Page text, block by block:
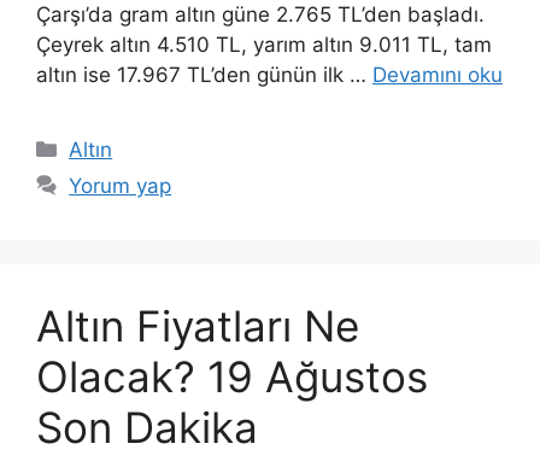
Çarşı’da gram altın güne 2.765 TL’den başladı.
Çeyrek altın 4.510 TL, yarım altın 9.011 TL, tam
altın ise 17.967 TL’den günün ilk … Devamını oku
Kategoriler
Altın
Yorum yap
Altın Fiyatları Ne
Olacak? 19 Ağustos
Son Dakika